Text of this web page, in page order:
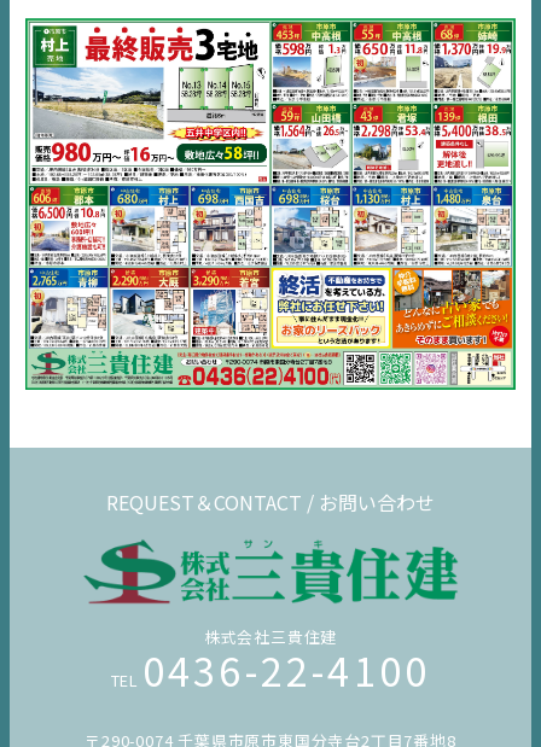
デジタルサイネージ
不動産一括査定
コラム
REQUEST＆CONTACT / お問い合わせ
株式会社三貴住建
TEL 0436-22-4100
〒290-0074 千葉県市原市東国分寺台2丁目7番地8